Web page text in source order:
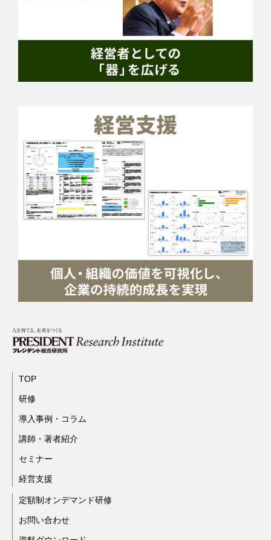
TOP
研修
導入事例・コラム
講師・著者紹介
セミナー
経営支援
定額制オンデマンド研修
お問い合わせ